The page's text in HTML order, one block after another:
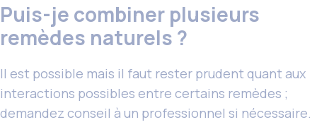
Puis-je combiner plusieurs
remèdes naturels ?
Il est possible mais il faut rester prudent quant aux
interactions possibles entre certains remèdes ;
demandez conseil à un professionnel si nécessaire.